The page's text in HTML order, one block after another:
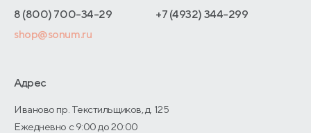
Договор-оферты
Оптовые продажи
О производстве
8 (800) 700-34-29
+7 (4932) 344-299
shop@sonum.ru
Адрес
Иваново пр. Текстильщиков, д. 125
Ежедневно с 9:00 до 20:00